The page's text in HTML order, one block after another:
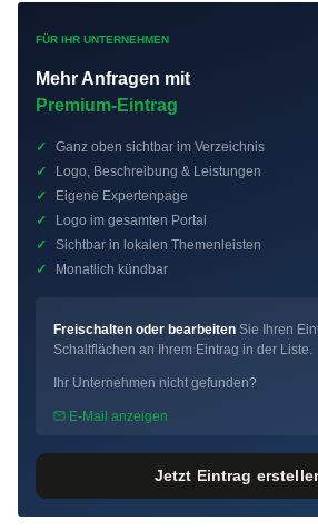
FÜR IHR UNTERNEHMEN
Mehr Anfragen mit
Premium-Eintrag
✓
Ganz oben sichtbar im Verzeichnis
✓
Logo, Beschreibung & Leistungen
✓
Eigene Expertenpage
✓
Logo im gesamten Portal
✓
Sichtbar in lokalen Themenleisten
✓
Monatlich kündbar
Freischalten oder bearbeiten Sie Ihren
Schaltflächen an Ihrem Eintrag in der Liste.
Ihr Unternehmen nicht gefunden?
E-Mail anzeigen
Jetzt Eintrag